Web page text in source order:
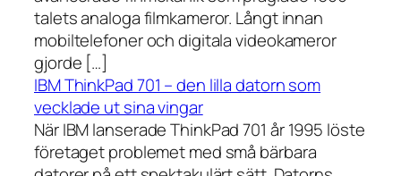
talets analoga filmkameror. Långt innan
mobiltelefoner och digitala videokameror
gjorde […]
IBM ThinkPad 701 – den lilla datorn som
vecklade ut sina vingar
När IBM lanserade ThinkPad 701 år 1995 löste
företaget problemet med små bärbara